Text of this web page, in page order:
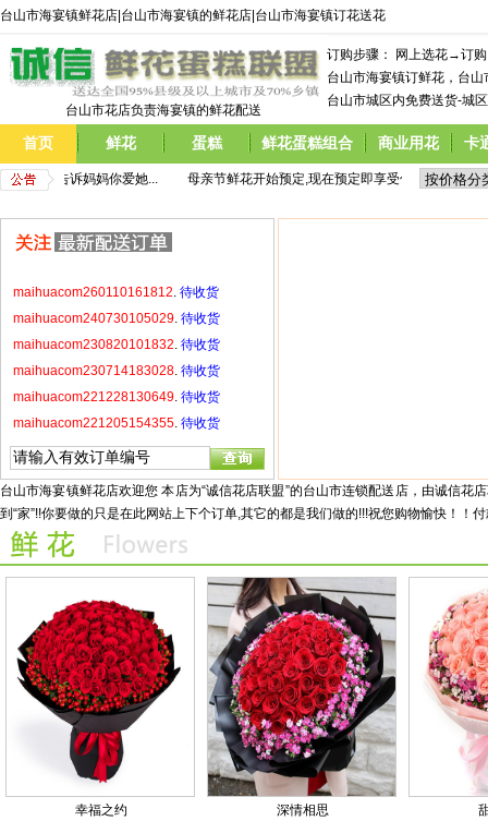
台山市海宴镇鲜花店|台山市海宴镇的鲜花店|台山市海宴镇订花送花
台山市花店负责海宴镇的鲜花配送
订购步骤： 网上选花→订
台山市海宴镇订鲜花，台
台山市城区内免费送货-城
首页 鲜花 蛋糕 鲜花蛋糕组合 商业用花 卡
,  告诉妈妈你爱她... 母亲节鲜花开始预定,现在预定即享受优惠价格,  告诉妈
maihuacom230714183028.待收货
maihuacom221228130649
maihuacom221205154355.待收货
maihuacom220908144740.待收货
maihuacom220520214921.待收货
maihuacom220429171531
待收货
maihuacom220423215924
待收货
maihuacom240730105029.待收货
maihuacom230820101832. 待收货
maihuacom230714183028. 待收货
maihuacom221228130649. 待收货
maihuacom221205154355. 待收货
maihuacom220908144740. 待收货
maihuacom220520214921
待收货
maihuacom220429171531.待收货
maihuacom220423215924 . 待收货
台山市海宴镇鲜花店欢迎您 本店为“诚信花店联盟”的台山市连锁配送店，由诚信
到“家”!!你要做的只是在此网站上下个订单,其它的都是我们做的!!!祝您购物愉快！
幸福之约
深情相思